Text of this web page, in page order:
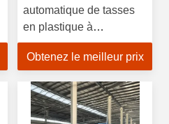
automatique de tasses
en plastique à
220V/50Hz Machine
d'impression à écran
mm
Obtenez le meilleur prix